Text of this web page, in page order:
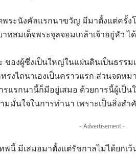
ระนังคัลแรกนาขวัญ มีมาตั้งแต่ครั้ง
ทสมเด็จพระจุลจอมเกล้าเจ้าอยู่หัว
ของผู้ซึ่งเป็นใหญ่ในแผ่นดินเป็นธรร
รงไถนาเองเป็นคราวแรก ส่วนจดห
แรกนานี้ก็มีอยู่เสมอ ด้วยการนี้ผู้เป็น
มั่นใจในการทำนา เพราะเป็นสิ่งสำ
- Advertisement -
พนี้ มีเสมอมาตั้งแต่รัชกาลไม่ได้ยกเ